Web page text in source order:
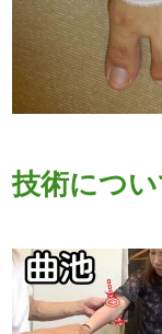
技術につい